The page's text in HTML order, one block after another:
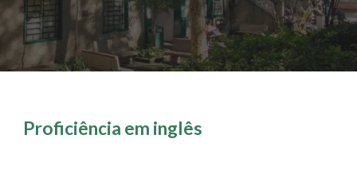
Proficiência em inglês